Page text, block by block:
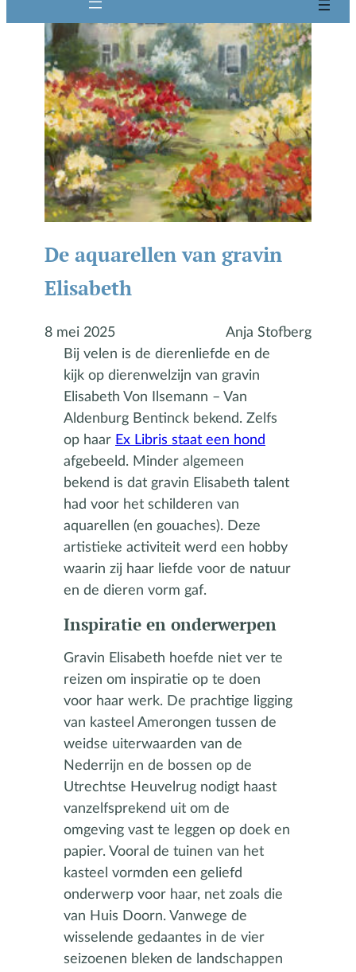
De aquarellen van gravin
Elisabeth
8 mei 2025
Anja Stofberg
Bij velen is de dierenliefde en de
kijk op dierenwelzijn van gravin
Elisabeth Von Ilsemann – Van
Aldenburg Bentinck bekend. Zelfs
op haar Ex Libris staat een hond
afgebeeld. Minder algemeen
bekend is dat gravin Elisabeth talent
had voor het schilderen van
aquarellen (en gouaches). Deze
artistieke activiteit werd een hobby
waarin zij haar liefde voor de natuur
en de dieren vorm gaf.
Inspiratie en onderwerpen
Gravin Elisabeth hoefde niet ver te
reizen om inspiratie op te doen
voor haar werk. De prachtige ligging
van kasteel Amerongen tussen de
weidse uiterwaarden van de
Nederrijn en de bossen op de
Utrechtse Heuvelrug nodigt haast
vanzelfsprekend uit om de
omgeving vast te leggen op doek en
papier. Vooral de tuinen van het
kasteel vormden een geliefd
onderwerp voor haar, net zoals die
van Huis Doorn. Vanwege de
wisselende gedaantes in de vier
seizoenen bleken de landschappen